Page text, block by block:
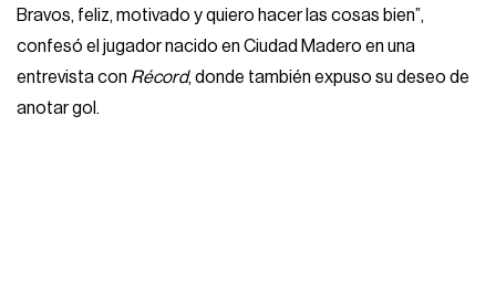
Bravos, feliz, motivado y quiero hacer las cosas bien”,
confesó el jugador nacido en Ciudad Madero en una
entrevista con Récord, donde también expuso su deseo de
anotar gol.